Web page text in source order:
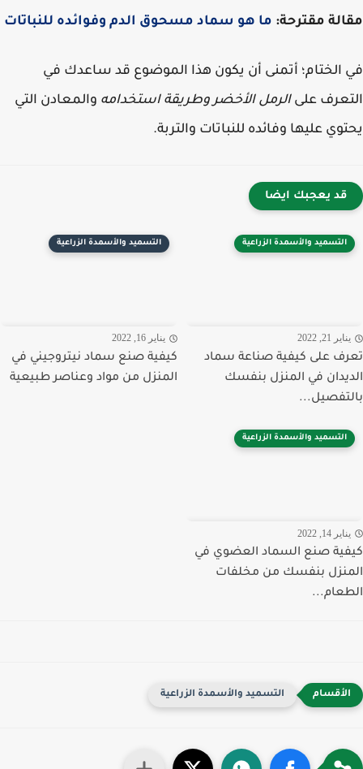
مقترحة: ما هو سماد مسحوق الدم وفوائده للنباتات
الختام؛ أتمنى أن يكون هذا الموضوع قد ساعدك في
علىالرمل الأخضر وطريقة استخدامهوالمعادن التي
عليها وفائده للنباتات والتربة.
قد يعجبك ايضا
التسميد والأسمدة الزراعية
21, 2022
على كيفية صناعة سماد
في المنزل بنفسك
التسميد والأسمدة الزراعية
يناير 16, 2022
كيفية صنع سماد نيتروجيني في
المنزل من مواد وعناصر طبيعية
التسميد والأسمدة الزراعية
14, 2022
صنع السماد العضوي في
بنفسك من مخلفات
التسميد والأسمدة الزراعية